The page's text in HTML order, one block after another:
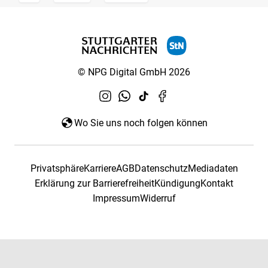
© NPG Digital GmbH 2026
Wo Sie uns noch folgen können
PrivatsphäreKarriereAGBDatenschutzMediadaten
Erklärung zur BarrierefreiheitKündigungKontakt
ImpressumWiderruf